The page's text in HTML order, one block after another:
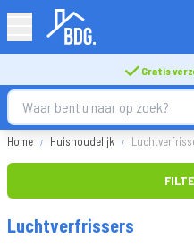
Gratis
Home Huishoudelijk
Sorteer op
Luchtverfrissers